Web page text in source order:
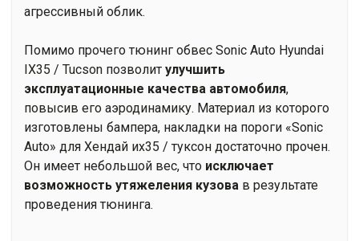
агрессивный облик.
Помимо прочего тюнинг обвес Sonic Auto Hyundai
IX35 / Tucson позволит улучшить
эксплуатационные качества автомобиля,
повысив его аэродинамику. Материал из которого
изготовлены бампера, накладки на пороги «Sonic
Auto» для Хендай их35 / туксон достаточно прочен.
Он имеет небольшой вес, что исключает
возможность утяжеления кузова в результате
проведения тюнинга.